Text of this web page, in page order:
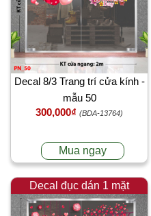
Decal 8/3 Trang trí cửa kính -
mẫu 50
300,000₫ (BDA-13764)
Mua ngay
Decal đục dán 1 mặt